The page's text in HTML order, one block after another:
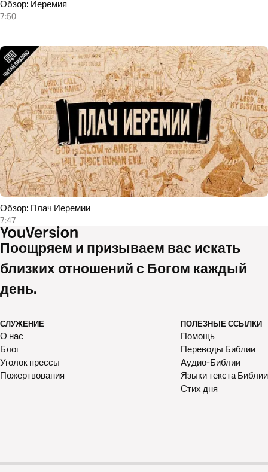
Обзор: Иеремия
7:50
Обзор: Плач Иеремии
7:47
Поощряем и призываем вас искать
близких отношений с Богом каждый
день.
СЛУЖЕНИЕ
О нас
Блог
Уголок прессы
Пожертвования
ПОЛЕЗНЫЕ ССЫЛКИ
Помощь
Переводы Библии
Аудио-Библии
Языки текста Библии
Стих дня